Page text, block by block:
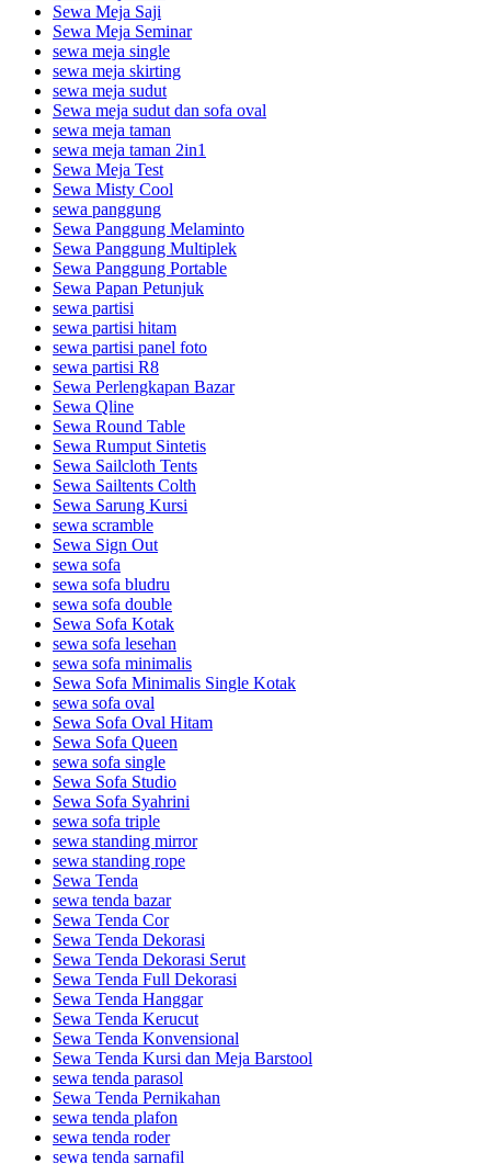
Sewa Meja Saji
Sewa Meja Seminar
sewa meja single
sewa meja skirting
sewa meja sudut
Sewa meja sudut dan sofa oval
sewa meja taman
sewa meja taman 2in1
Sewa Meja Test
Sewa Misty Cool
sewa panggung
Sewa Panggung Melaminto
Sewa Panggung Multiplek
Sewa Panggung Portable
Sewa Papan Petunjuk
sewa partisi
sewa partisi hitam
sewa partisi panel foto
sewa partisi R8
Sewa Perlengkapan Bazar
Sewa Qline
Sewa Round Table
Sewa Rumput Sintetis
Sewa Sailcloth Tents
Sewa Sailtents Colth
Sewa Sarung Kursi
sewa scramble
Sewa Sign Out
sewa sofa
sewa sofa bludru
sewa sofa double
Sewa Sofa Kotak
sewa sofa lesehan
sewa sofa minimalis
Sewa Sofa Minimalis Single Kotak
sewa sofa oval
Sewa Sofa Oval Hitam
Sewa Sofa Queen
sewa sofa single
Sewa Sofa Studio
Sewa Sofa Syahrini
sewa sofa triple
sewa standing mirror
sewa standing rope
Sewa Tenda
sewa tenda bazar
Sewa Tenda Cor
Sewa Tenda Dekorasi
Sewa Tenda Dekorasi Serut
Sewa Tenda Full Dekorasi
Sewa Tenda Hanggar
Sewa Tenda Kerucut
Sewa Tenda Konvensional
Sewa Tenda Kursi dan Meja Barstool
sewa tenda parasol
Sewa Tenda Pernikahan
sewa tenda plafon
sewa tenda roder
sewa tenda sarnafil